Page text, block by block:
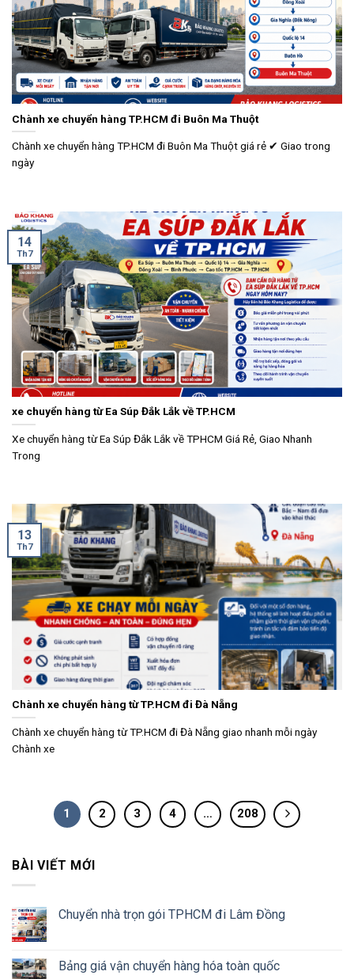
Chành xe chuyển hàng TP.HCM đi Buôn Ma Thuột
Chành xe chuyển hàng TP.HCM đi Buôn Ma Thuột giá rẻ ✔ Giao trong
ngày
xe chuyển hàng từ Ea Súp Đắk Lắk về TP.HCM
Xe chuyển hàng từ Ea Súp Đắk Lắk về TPHCM Giá Rẻ, Giao Nhanh
Trong
14
Th7
Chành xe chuyển hàng từ TP.HCM đi Đà Nẵng
Chành xe chuyển hàng từ TP.HCM đi Đà Nẵng giao nhanh mỗi ngày
Chành xe
13
Th7
1 2 3 4 … 208
BÀI VIẾT MỚI
Chuyển nhà trọn gói TPHCM đi Lâm Đồng
Bảng giá vận chuyển hàng hóa toàn quốc